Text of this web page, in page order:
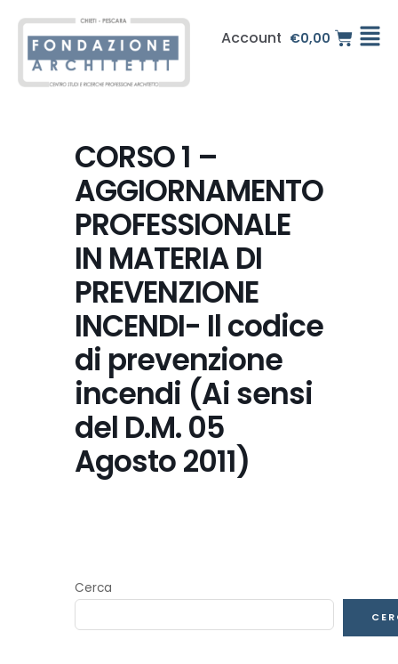
contenuto
Account €0,00
CORSO 1 –
AGGIORNAMENTO
PROFESSIONALE
IN MATERIA DI
PREVENZIONE
INCENDI- Il codice
di prevenzione
incendi (Ai sensi
del D.M. 05
Agosto 2011)
Cerca